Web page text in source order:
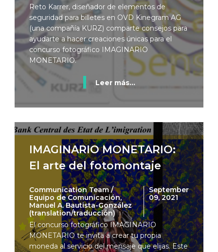
Reto Karrer, diseñador de elementos de
seguridad para billetes en OVD Kinegram AG
(una compañía KURZ) comparte consejos para
ayudarte a hacer creaciones únicas para el
concurso fotográfico IMAGINARIO
MONETARIO.
Leer más...
IMAGINARIO MONETARIO:
El arte del fotomontaje
Communication Team /
Equipo de Comunicación,
Manuel A. Bautista-González
(translation/traducción)
September
09, 2021
El concurso fotográfico IMAGINARIO
MONETARIO te invita a crear tu propia
moneda al servicio del mensaje que elijas. Este